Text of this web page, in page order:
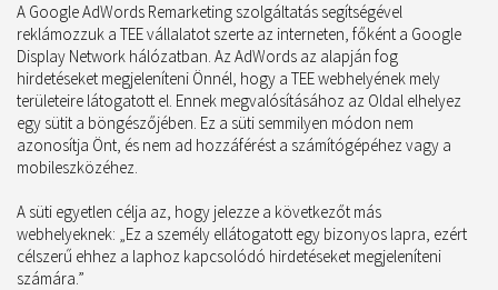
A Google AdWords Remarketing szolgáltatás segítségével
reklámozzuk a TEE vállalatot szerte az interneten, főként a Google
Display Network hálózatban. Az AdWords az alapján fog
hirdetéseket megjeleníteni Önnél, hogy a TEE webhelyének mely
területeire látogatott el. Ennek megvalósításához az Oldal elhelyez
egy sütit a böngészőjében. Ez a süti semmilyen módon nem
azonosítja Önt, és nem ad hozzáférést a számítógépéhez vagy a
mobileszközéhez.
A süti egyetlen célja az, hogy jelezze a következőt más
webhelyeknek: „Ez a személy ellátogatott egy bizonyos lapra, ezért
célszerű ehhez a laphoz kapcsolódó hirdetéseket megjeleníteni
számára.”